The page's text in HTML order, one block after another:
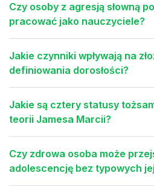
Czy osoby z agresją słowną
pracować jako nauczyciele?
Jakie czynniki wpływają na
definiowania dorosłości?
Jakie są cztery statusy
teorii Jamesa Marcii?
Czy zdrowa osoba może
adolescencję bez typowych